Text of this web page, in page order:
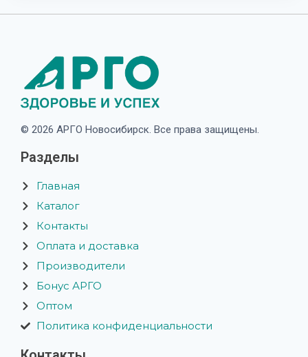
© 2026 АРГО Новосибирск. Все права защищены.
Разделы
Главная
Каталог
Контакты
Оплата и доставка
Производители
Бонус АРГО
Оптом
Политика конфиденциальности